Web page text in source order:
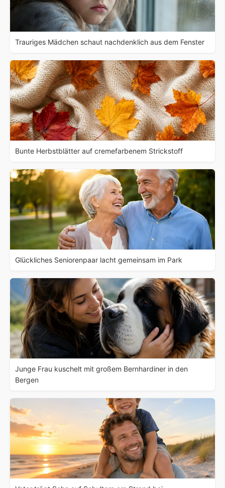
Trauriges Mädchen schaut nachdenklich aus dem Fenster
Bunte Herbstblätter auf cremefarbenem Strickstoff
Glückliches Seniorenpaar lacht gemeinsam im Park
Junge Frau kuschelt mit großem Bernhardiner in den
Bergen